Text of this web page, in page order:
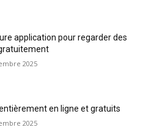
application pour regarder des
2025
en ligne et gratuits
2025